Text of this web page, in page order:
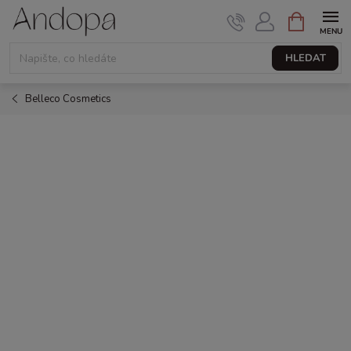
Přejít
HLEDAT
NÁKUPNÍ
KOŠÍK
Belleco Cosmetics